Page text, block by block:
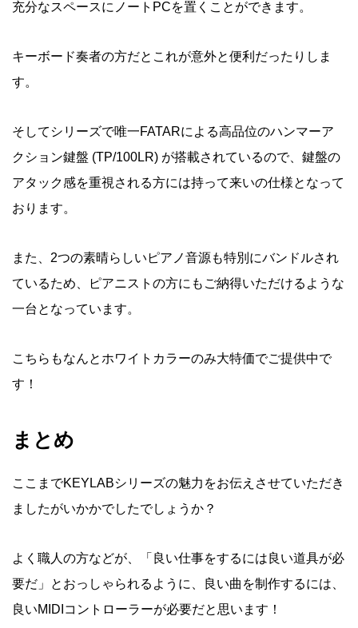
充分なスペースにノートPCを置くことができます。
キーボード奏者の方だとこれが意外と便利だったりしま
す。
そしてシリーズで唯一FATARによる高品位のハンマーア
クション鍵盤 (TP/100LR) が搭載されているので、鍵盤の
アタック感を重視される方には持って来いの仕様となって
おります。
また、2つの素晴らしいピアノ音源も特別にバンドルされ
ているため、ピアニストの方にもご納得いただけるような
一台となっています。
こちらもなんとホワイトカラーのみ大特価でご提供中で
す！
まとめ
ここまでKEYLABシリーズの魅力をお伝えさせていただき
ましたがいかかでしたでしょうか？
よく職人の方などが、「良い仕事をするには良い道具が必
要だ」とおっしゃられるように、良い曲を制作するには、
良いMIDIコントローラーが必要だと思います！